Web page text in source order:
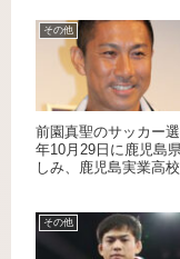
その他
前園真聖のサッカー
年10月29日に鹿児島
しみ、鹿児島実業高
その他